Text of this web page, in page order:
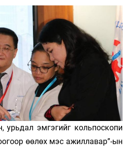
урьдал эмгэгийг кольпоскопи
өөлөх мэс ажиллавар”-ын